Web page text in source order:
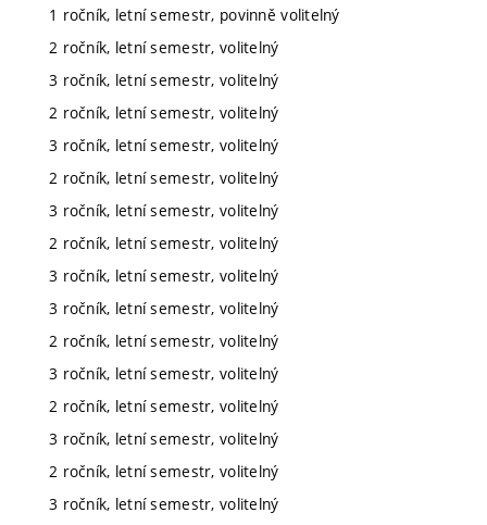
1 ročník, letní semestr, povinně volitelný
2 ročník, letní semestr, volitelný
3 ročník, letní semestr, volitelný
2 ročník, letní semestr, volitelný
3 ročník, letní semestr, volitelný
2 ročník, letní semestr, volitelný
3 ročník, letní semestr, volitelný
2 ročník, letní semestr, volitelný
3 ročník, letní semestr, volitelný
3 ročník, letní semestr, volitelný
2 ročník, letní semestr, volitelný
3 ročník, letní semestr, volitelný
2 ročník, letní semestr, volitelný
3 ročník, letní semestr, volitelný
2 ročník, letní semestr, volitelný
3 ročník, letní semestr, volitelný